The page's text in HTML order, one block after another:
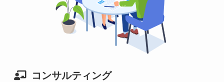
コンサルティング